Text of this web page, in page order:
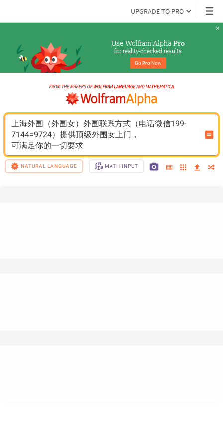
UPGRADE TO PRO
Use Wolfram|Alpha Pro
for reality-checked results
Go Pro Now
上海外围（外围女）外围联系方式（电话微信199-
7144=9724）提供顶级外围女上门，
可满足你的一切要求
NATURAL LANGUAGE MATH INPUT